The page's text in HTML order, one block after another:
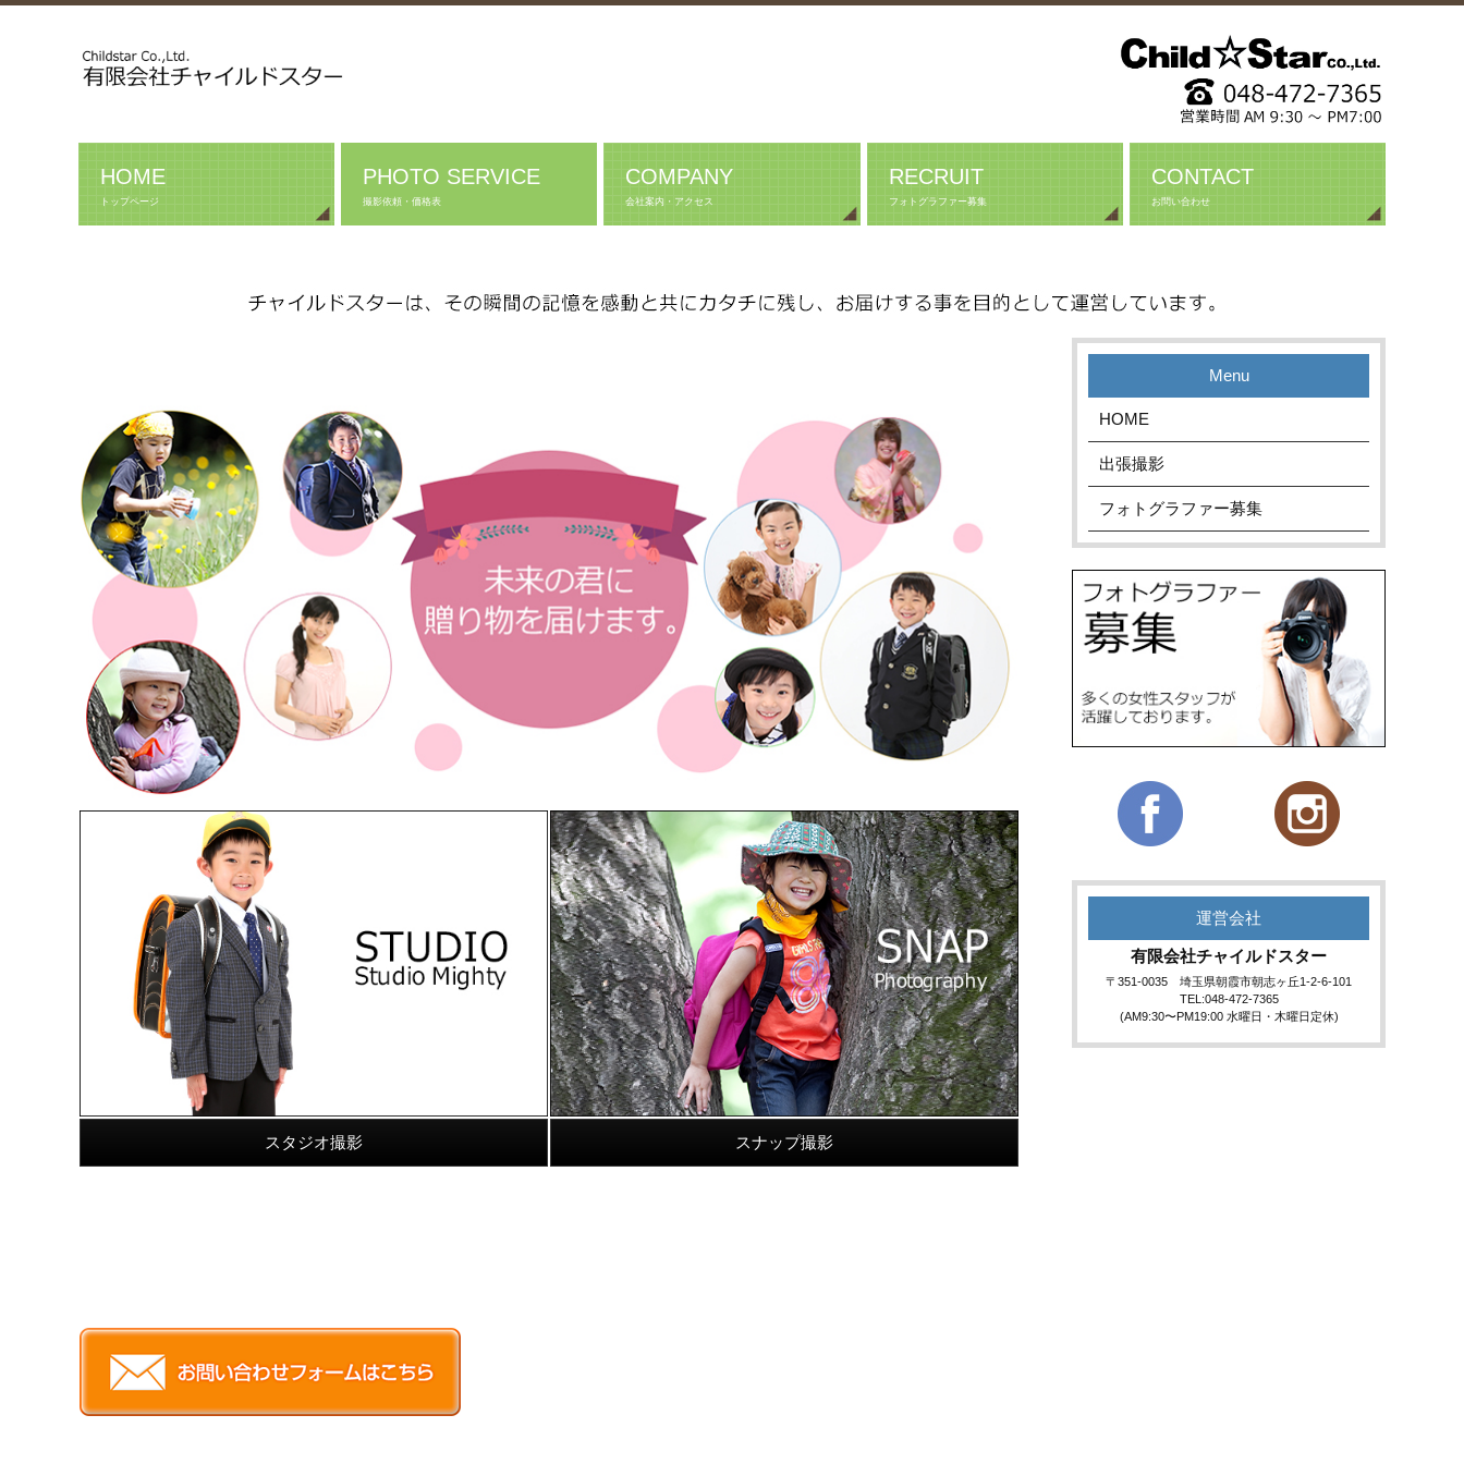
HOME
トップページ
PHOTO SERVICE
撮影依頼・価格表
COMPANY
会社案内・アクセス
RECRUIT
フォトグラファー募集
CONTACT
お問い合わせ
スタジオ撮影 スナップ撮影
Menu
HOME
出張撮影
フォトグラファー募集
運営会社
有限会社チャイルドスター
〒351-0035 埼玉県朝霞市朝志ヶ丘1-2-6-101
TEL:048-472-7365
(AM9:30〜PM19:00 水曜日・木曜日定休)